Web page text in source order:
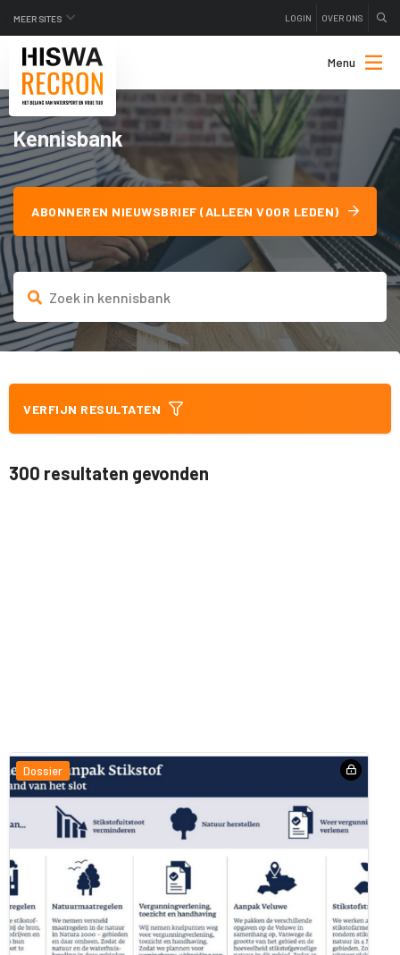
MEER SITES LOGIN OVER ONS
Menu
Kennisbank
ABONNEREN NIEUWSBRIEF (ALLEEN VOOR LEDEN)
VERFIJN RESULTATEN
300 resultaten gevonden
Dossier